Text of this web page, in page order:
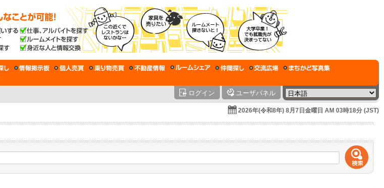
ログイン ユーザパネル
2026年(令和8年) 8月7日金曜日 AM 03時18分 (JST)